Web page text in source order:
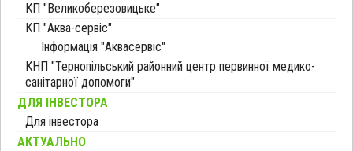
КП "Великоберезовицьке"
КП "Аква-сервіс"
Інформація "Аквасервіс"
КНП "Тернопільський районний центр первинної медико-
санітарної допомоги"
ДЛЯ ІНВЕСТОРА
Для інвестора
АКТУАЛЬНО